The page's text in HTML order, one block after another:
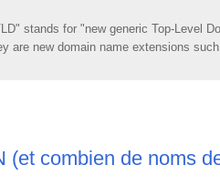
stands for "new generic Top-Level
are new domain name extensions
(et combien de noms